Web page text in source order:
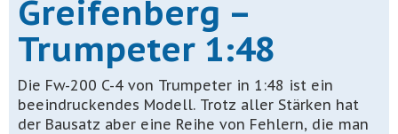
Greifenberg –
Trumpeter 1:48
Die Fw-200 C-4 von Trumpeter in 1:48 ist ein
beeindruckendes Modell. Trotz aller Stärken hat
der Bausatz aber eine Reihe von Fehlern, die man